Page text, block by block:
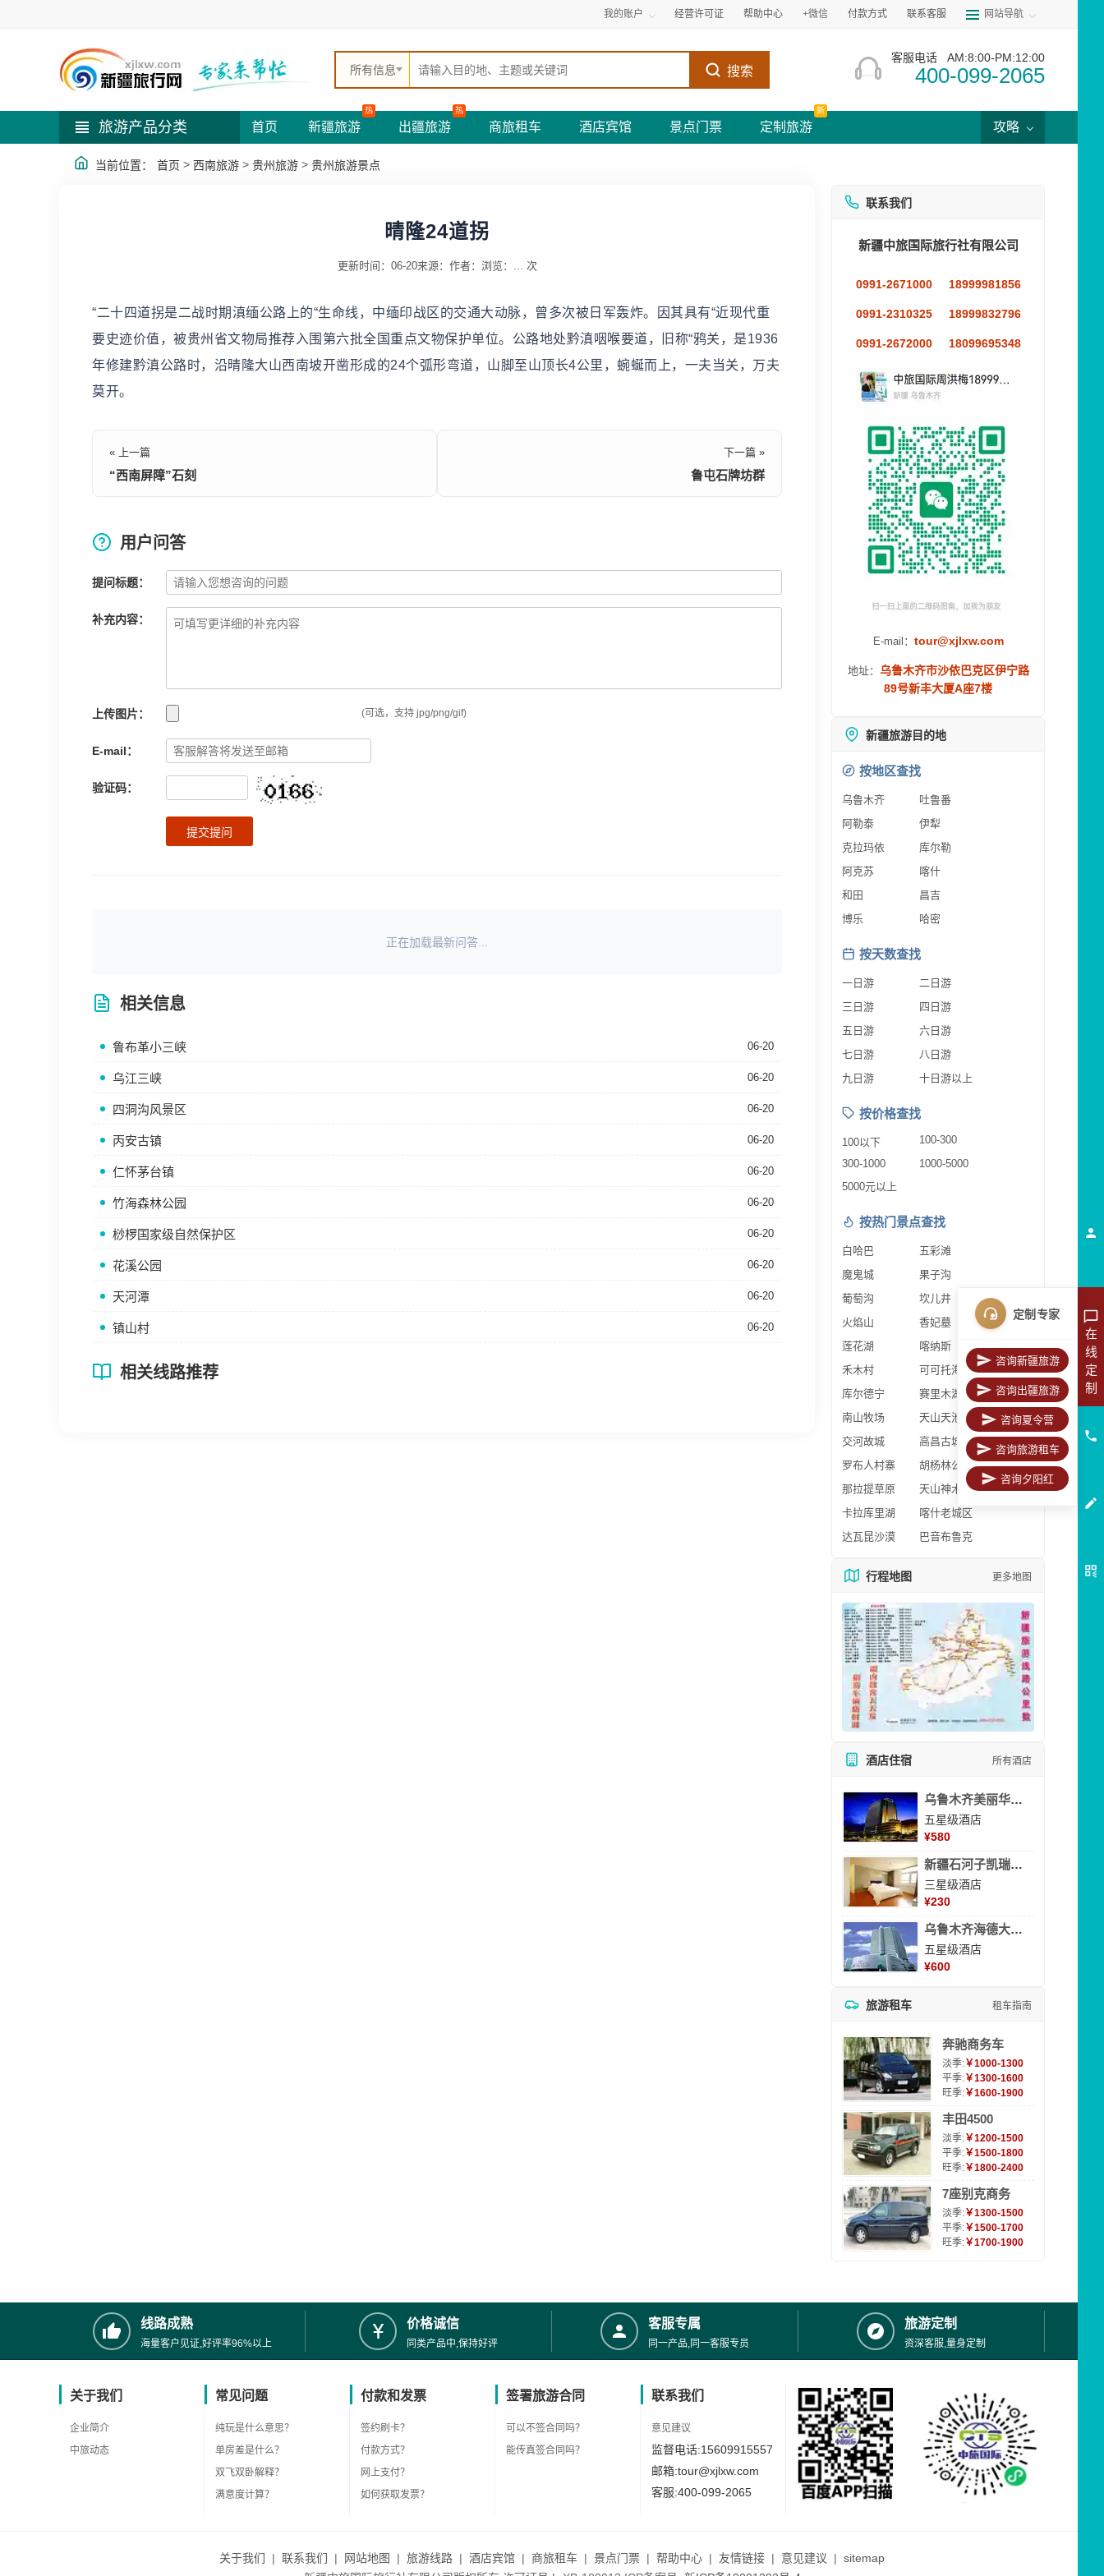
我的账户 经营许可证 帮助中心 +微信 付款方式 联系客服 网站导航
所有信息 搜索
客服电话 AM:8:00-PM:12:00
400-099-2065
旅游产品分类 首页 新疆旅游
热
出疆旅游
热
商旅租车 酒店宾馆 景点门票 定制旅游
新
攻略
当前位置： 首页 > 西南旅游 > 贵州旅游 > 贵州旅游景点
晴隆24道拐
更新时间：06-20来源： 作者： 浏览： ... 次
“二十四道拐是二战时期滇缅公路上的“生命线，中缅印战区的交通大动脉，曾多次被日军轰炸。因其具有“近现代重
要史迹价值，被贵州省文物局推荐入围第六批全国重点文物保护单位。公路地处黔滇咽喉要道，旧称“鸦关，是1936
年修建黔滇公路时，沿晴隆大山西南坡开凿形成的24个弧形弯道，山脚至山顶长4公里，蜿蜒而上，一夫当关，万夫
莫开。
« 上一篇
“西南屏障”石刻
下一篇 »
鲁屯石牌坊群
用户问答
提问标题：
补充内容：
上传图片： (可选，支持 jpg/png/gif)
E-mail：
验证码：
提交提问
正在加载最新问答...
相关信息
鲁布革小三峡 06-20
乌江三峡 06-20
四洞沟风景区 06-20
丙安古镇 06-20
仁怀茅台镇 06-20
竹海森林公园 06-20
桫椤国家级自然保护区 06-20
花溪公园 06-20
天河潭 06-20
镇山村 06-20
相关线路推荐
联系我们
新疆中旅国际旅行社有限公司
0991-2671000 18999981856
0991-2310325 18999832796
0991-2672000 18099695348
E-mail： tour@xjlxw.com
地址： 乌鲁木齐市沙依巴克区伊宁路
89号新丰大厦A座7楼
新疆旅游目的地
按地区查找
乌鲁木齐
吐鲁番
阿勒泰
伊犁
克拉玛依
库尔勒
阿克苏
喀什
和田
昌吉
博乐
哈密
按天数查找
一日游
二日游
三日游
四日游
五日游
六日游
七日游
八日游
九日游
十日游以上
按价格查找
100以下
100-300
300-1000
1000-5000
5000元以上
按热门景点查找
白哈巴
五彩滩
魔鬼城
果子沟
葡萄沟
坎儿井
火焰山
香妃墓
莲花湖
喀纳斯
禾木村
可可托海
库尔德宁
赛里木湖
南山牧场
天山天池
交河故城
高昌古城
罗布人村寨
胡杨林公园
那拉提草原
天山神木园
卡拉库里湖
喀什老城区
达瓦昆沙漠
巴音布鲁克
行程地图 更多地图
酒店住宿 所有酒店
乌鲁木齐美丽华大酒
五星级酒店
¥580
新疆石河子凯瑞酒店
三星级酒店
¥230
乌鲁木齐海德大酒店
五星级酒店
¥600
旅游租车 租车指南
奔驰商务车
淡季:￥1000-1300
平季:￥1300-1600
旺季:￥1600-1900
丰田4500
淡季:￥1200-1500
平季:￥1500-1800
旺季:￥1800-2400
7座别克商务
淡季:￥1300-1500
平季:￥1500-1700
旺季:￥1700-1900
线路成熟
海量客户见证,好评率96%以上
价格诚信
同类产品中,保持好评
客服专属
同一产品,同一客服专员
旅游定制
资深客服,量身定制
关于我们
企业简介
中旅动态
常见问题
纯玩是什么意思？
单房差是什么？
双飞双卧解释？
满意度计算？
付款和发票
签约刷卡？
付款方式？
网上支付？
如何获取发票？
签署旅游合同
可以不签合同吗？
能传真签合同吗？
联系我们
意见建议
监督电话:15609915557
邮箱:tour@xjlxw.com
客服:400-099-2065
关于我们 | 联系我们 | 网站地图 | 旅游线路 | 酒店宾馆 | 商旅租车 | 景点门票 | 帮助中心 | 友情链接 | 意见建议 | sitemap
在
线
定
制
定制专家
咨询新疆旅游
咨询出疆旅游
咨询夏令营
咨询旅游租车
咨询夕阳红